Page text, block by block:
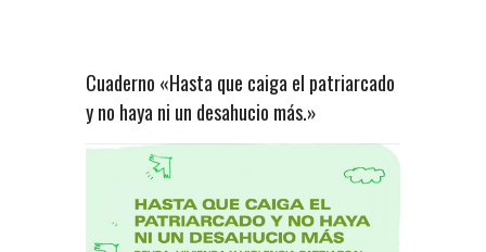
Cuaderno «Hasta que caiga el patriarcado
y no haya ni un desahucio más.»